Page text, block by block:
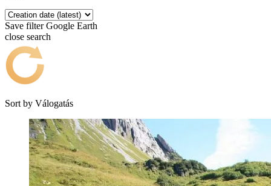
Save filter Google Earth
close search
Sort by Válogatás